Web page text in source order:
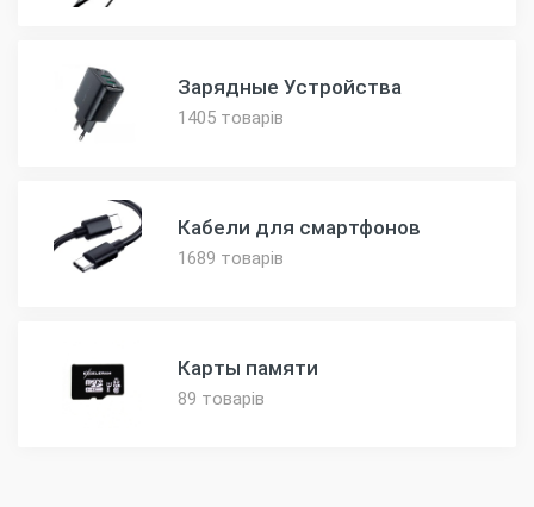
Зарядные Устройства
1405 товарів
Кабели для смартфонов
1689 товарів
Карты памяти
89 товарів